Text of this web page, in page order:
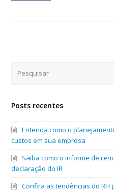
Posts recentes
Entenda como o
custos em sua empresa
Saiba como o informe de
declaração do IR
Confira as tendências do RH